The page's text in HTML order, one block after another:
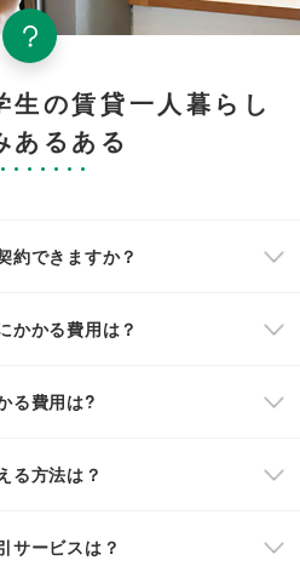
生の賃貸一人暮らし
あるある
約できますか？
かかる費用は？
る費用は?
る方法は？
サービスは？